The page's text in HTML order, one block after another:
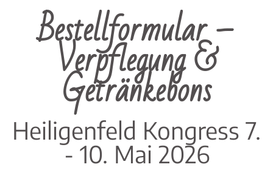
Bestellformular –
Verpflegung &
Getränkebons
Heiligenfeld Kongress 7.
- 10. Mai 2026